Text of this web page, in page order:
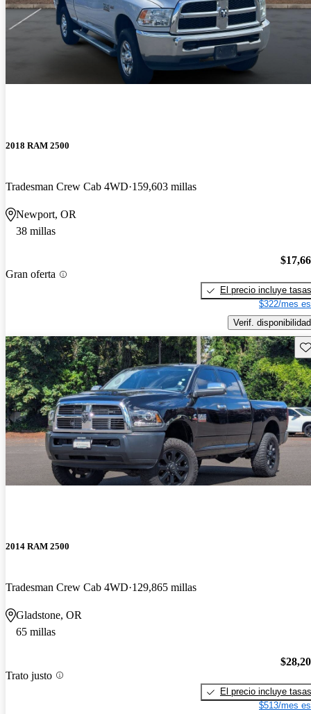
2018 RAM 2500
Tradesman Crew Cab 4WD 159,603 millas
Newport, OR
38 millas
Gran oferta
El precio incluye tasas
$322/mes
Verif. disponibilidad
2014 RAM 2500
Tradesman Crew Cab 4WD 129,865 millas
Gladstone, OR
65 millas
Trato justo
El precio incluye tasas
$513/mes